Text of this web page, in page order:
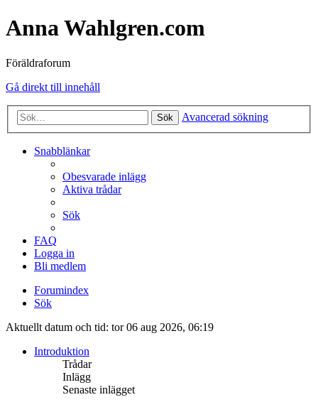
Anna Wahlgren.com
Föräldraforum
Gå direkt till innehåll
Sök Avancerad sökning
Snabblänkar
Obesvarade inlägg
Aktiva trådar
Sök
FAQ
Logga in
Bli medlem
Forumindex
Sök
Aktuellt datum och tid: tor 06 aug 2026, 06:19
Introduktion
Trådar
Inlägg
Senaste inlägget